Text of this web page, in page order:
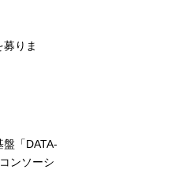
りま
「DATA-
ンソーシ